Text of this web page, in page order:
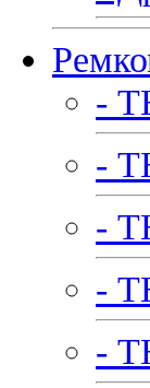
-
-
-
-
-